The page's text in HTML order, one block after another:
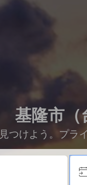
基隆市
つけよう。プラ